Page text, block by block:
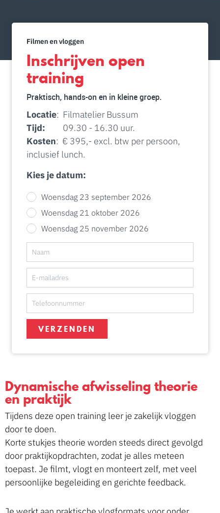
Filmen en vloggen
Inschrijven open
training
Praktisch, hands-on en in kleine groep.
Locatie: Filmatelier Bussum
Tijd: 09.30 - 16.30 uur.
Kosten: € 395,- excl. btw per persoon,
inclusief lunch.
Kies je datum:
Woensdag 23 september 2026
Woensdag 21 oktober 2026
Woensdag 25 november 2026
VERZENDEN
Dynamische afwisseling theorie
en praktijk
Tijdens deze open training leer je zakelijk vloggen
door te doen.
Korte stukjes theorie worden steeds direct gevolgd
door praktijkopdrachten, zodat je alles meteen
toepast. Je filmt, vlogt en monteert zelf, met veel
persoonlijke begeleiding en gerichte feedback.